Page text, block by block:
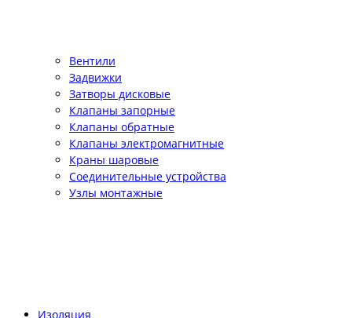
Вентили
Задвижки
Затворы дисковые
Клапаны запорные
Клапаны обратные
Клапаны электромагнитные
Краны шаровые
Соединительные устройства
Узлы монтажные
Изоляция